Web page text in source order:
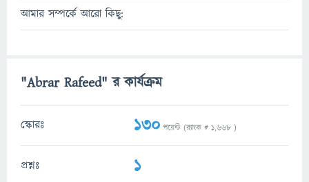
আমার সম্পর্কে আরো কিছু:
"Abrar Rafeed" র কার্যক্রম
স্কোরঃ 130 পয়েন্ট (র‌্যাংক # 1,668 )
প্রশ্নঃ 1